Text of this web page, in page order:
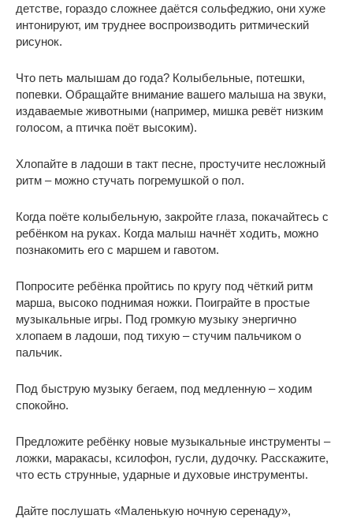
детстве, гораздо сложнее даётся сольфеджио, они хуже
интонируют, им труднее воспроизводить ритмический
рисунок.
Что петь малышам до года? Колыбельные, потешки,
попевки. Обращайте внимание вашего малыша на звуки,
издаваемые животными (например, мишка ревёт низким
голосом, а птичка поёт высоким).
Хлопайте в ладоши в такт песне, простучите несложный
ритм – можно стучать погремушкой о пол.
Когда поёте колыбельную, закройте глаза, покачайтесь с
ребёнком на руках. Когда малыш начнёт ходить, можно
познакомить его с маршем и гавотом.
Попросите ребёнка пройтись по кругу под чёткий ритм
марша, высоко поднимая ножки. Поиграйте в простые
музыкальные игры. Под громкую музыку энергично
хлопаем в ладоши, под тихую – стучим пальчиком о
пальчик.
Под быструю музыку бегаем, под медленную – ходим
спокойно.
Предложите ребёнку новые музыкальные инструменты –
ложки, маракасы, ксилофон, гусли, дудочку. Расскажите,
что есть струнные, ударные и духовые инструменты.
Дайте послушать «Маленькую ночную серенаду»,